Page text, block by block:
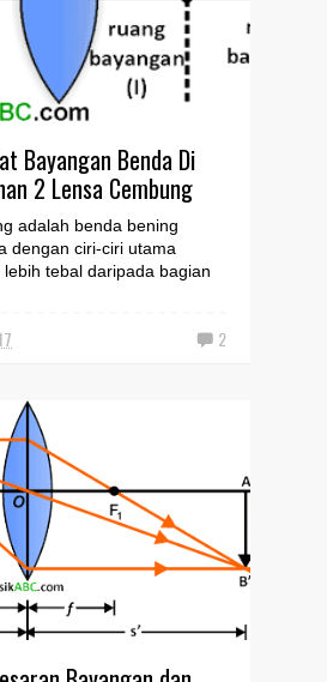
Bayangan Benda Di
2 Lensa Cembung
adalah benda bening
dengan ciri-ciri utama
tebal daripada bagian
2